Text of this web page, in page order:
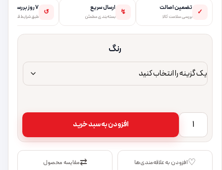
✓ تضمین اصالت
بررسی سلامت کالا
↯ ارسال سریع
بسته‌بندی مطمئن
↺ ۷ روز بررسی
طبق شرایط فروشگاه
رنگ
پاوربانک 10000 میلی آمپر پرووان مدل PPB5117 Proone 10000mAh Power Bank PPB5117 عدد افزودن به سبد خرید
♡افزودن به علاقه‌مندی‌ها ⇄مقایسه محصول